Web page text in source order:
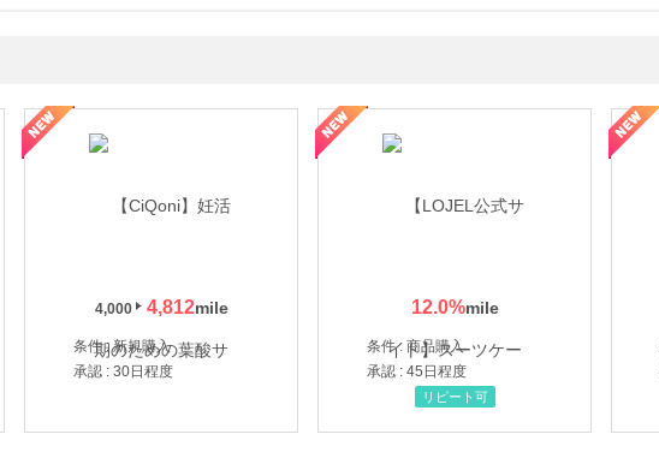
4,000 4,812
条件 : 新規購入
承認 : 30日程度
12.0%
条件 : 商品購入
承認 : 45日程度
リピート可
70年の信頼と高価買取を実現！ブランド品・貴金属の無料査定